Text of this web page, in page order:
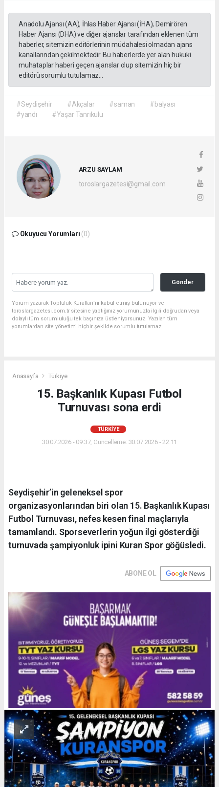
Anadolu Ajansı (AA), İhlas Haber Ajansı (İHA), Demirören
Haber Ajansı (DHA) ve diğer ajanslar tarafından eklenen tüm
haberler, sitemizin editörlerinin müdahalesi olmadan ajans
kanallarından çekilmektedir. Bu haberlerde yer alan hukuki
muhataplar haberi geçen ajanslar olup sitemizin hiç bir
editörü sorumlu tutulamaz...
#Seydişehir #Akçalar #saman
#balyası
#yandı
#Yaşar Tanrıkulu
ARZU SAYLAM
toroslargazetesi@gmail.com
Okuyucu Yorumları (0)
Gönder
Yorum yazarak Topluluk Kuralları’nı kabul etmiş bulunuyor ve
toroslargazetesi.com.tr sitesine yaptığınız yorumunuzla ilgili doğrudan veya
dolaylı tüm sorumluluğu tek başınıza üstleniyorsunuz. Yazılan tüm
yorumlardan site yönetimi hiçbir şekilde sorumlu tutulamaz.
Anasayfa Türkiye
15. Başkanlık Kupası Futbol
Turnuvası sona erdi
TÜRKIYE
30.07.2026 - 09:37, Güncelleme: 30.07.2026 - 22:11
Seydişehir’in geleneksel spor
organizasyonlarından biri olan 15. Başkanlık Kupası
Futbol Turnuvası, nefes kesen final maçlarıyla
tamamlandı. Sporseverlerin yoğun ilgi gösterdiği
turnuvada şampiyonluk ipini Kuran Spor göğüsledi.
ABONE OL